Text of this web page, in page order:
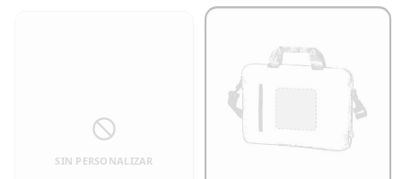
SIN PERSONALIZAR